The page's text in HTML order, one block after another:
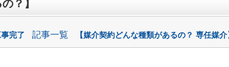
？】
完了 記事一覧 【媒介契約どんな種類があるの？ 専任媒